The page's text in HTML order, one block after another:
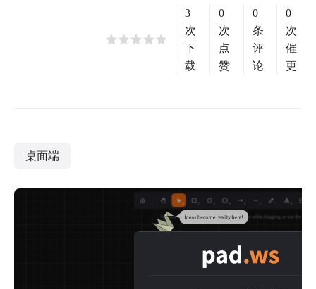
3
次
下
载
0
次
点
赞
0
条
评
论
0
次
催
更
桌面端